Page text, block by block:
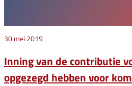
30 mei 2019
Inning van de contributie
opgezegd hebben voor